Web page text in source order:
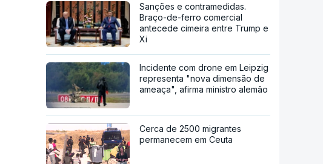
Sanções e contramedidas.
Braço-de-ferro comercial
antecede cimeira entre Trump e
Xi
Incidente com drone em Leipzig
representa "nova dimensão de
ameaça", afirma ministro alemão
Cerca de 2500 migrantes
permanecem em Ceuta